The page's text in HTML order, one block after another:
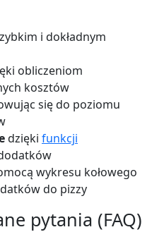
i dokładnym
obliczeniom
kosztów
się do poziomu
dzięki funkcji
wykresu kołowego
do pizzy
pytania (FAQ)